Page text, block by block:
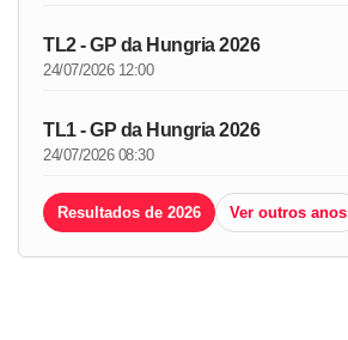
TL2 - GP da Hungria 2026
24/07/2026 12:00
TL1 - GP da Hungria 2026
24/07/2026 08:30
Resultados de 2026 Ver outros anos